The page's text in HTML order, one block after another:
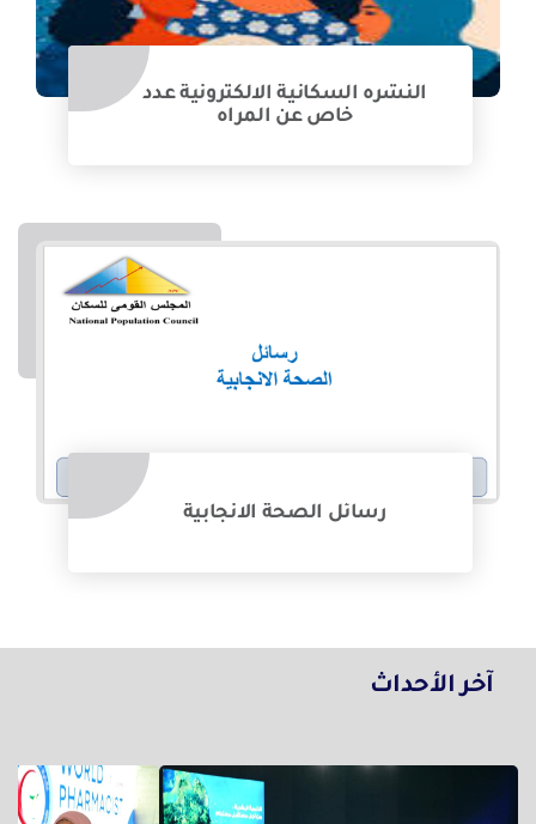
النشره السكانية الالكترونية عدد
خاص عن المراه
رسائل الصحة الانجابية
آخر الأحداث